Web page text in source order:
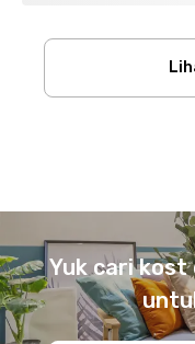
Yuk cari kost